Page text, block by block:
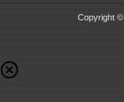
Copyright ©